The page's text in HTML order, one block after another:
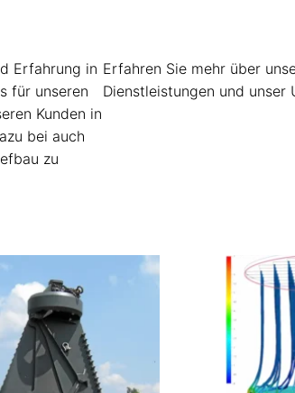
Erfahrung in
für unseren
Kunden in
bei auch
zu
Erfahren Sie mehr über
Dienstleistungen und unser